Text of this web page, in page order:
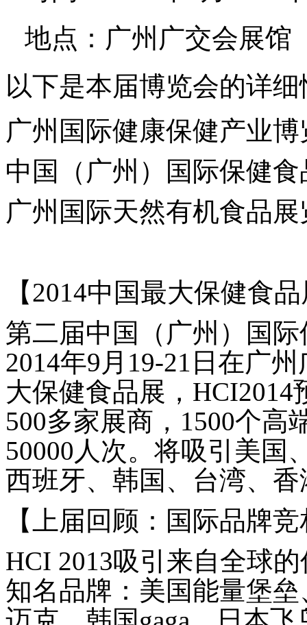
地点： 广州广交会展馆
以下是本届博览会的详
广州国际健康保健产业
中国（广州）国际保健
广州国际天然有机食品展
【2014中国最大保健食品
第二届中国（广州）国
2014年9 月 19-21 日在广
大保健食品展， HCI2014
500多家展商， 1500个高
50000 人次。将吸引美国
西班牙、韩国、台湾、
【上届回顾：国际品牌
HCI 2013吸引来自全球
知名品牌：美国能量堡垒